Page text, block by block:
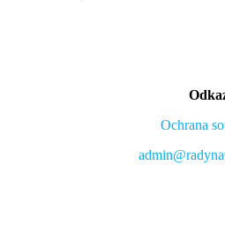
Ochrana